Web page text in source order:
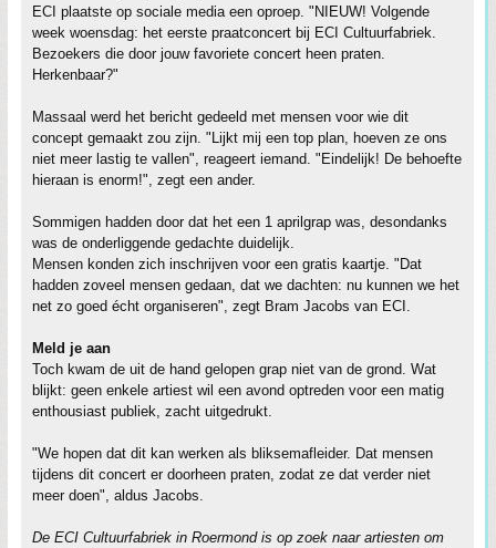
ECI plaatste op sociale media een oproep. "NIEUW! Volgende
week woensdag: het eerste praatconcert bij ECI Cultuurfabriek.
Bezoekers die door jouw favoriete concert heen praten.
Herkenbaar?"
Massaal werd het bericht gedeeld met mensen voor wie dit
concept gemaakt zou zijn. "Lijkt mij een top plan, hoeven ze ons
niet meer lastig te vallen", reageert iemand. "Eindelijk! De behoefte
hieraan is enorm!", zegt een ander.
Sommigen hadden door dat het een 1 aprilgrap was, desondanks
was de onderliggende gedachte duidelijk.
Mensen konden zich inschrijven voor een gratis kaartje. "Dat
hadden zoveel mensen gedaan, dat we dachten: nu kunnen we het
net zo goed écht organiseren", zegt Bram Jacobs van ECI.
Meld je aan
Toch kwam de uit de hand gelopen grap niet van de grond. Wat
blijkt: geen enkele artiest wil een avond optreden voor een matig
enthousiast publiek, zacht uitgedrukt.
"We hopen dat dit kan werken als bliksemafleider. Dat mensen
tijdens dit concert er doorheen praten, zodat ze dat verder niet
meer doen", aldus Jacobs.
De ECI Cultuurfabriek in Roermond is op zoek naar artiesten om